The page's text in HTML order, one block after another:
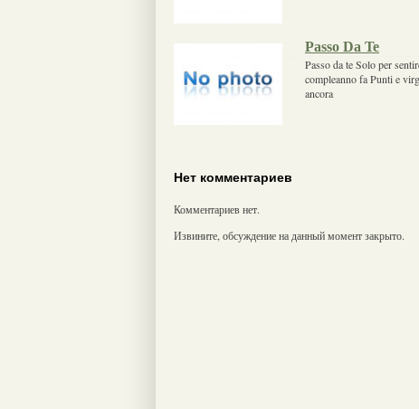
Passo Da Te
Passo da te Solo per
compleanno fa Punti e
ancora
Нет комментариев
Комментариев нет.
Извините, обсуждение на данный момент закрыто.